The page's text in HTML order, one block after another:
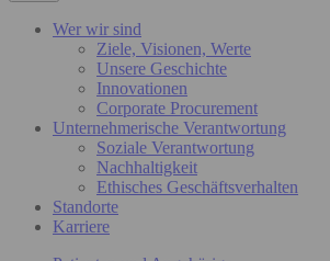
Wer wir sind
Ziele, Visionen, Werte
Unsere Geschichte
Innovationen
Corporate Procurement
Unternehmerische Verantwortung
Soziale Verantwortung
Nachhaltigkeit
Ethisches Geschäftsverhalten
Standorte
Karriere